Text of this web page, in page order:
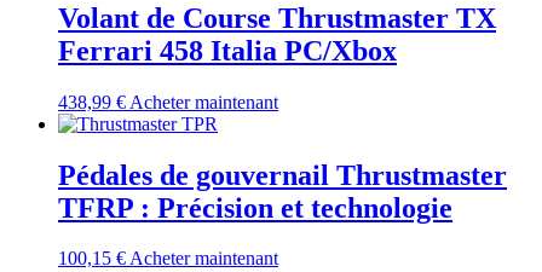
Volant de Course Thrustmaster TX
Ferrari 458 Italia PC/Xbox
438,99 € Acheter maintenant
Pédales de gouvernail Thrustmaster
TFRP : Précision et technologie
100,15 €Acheter maintenant